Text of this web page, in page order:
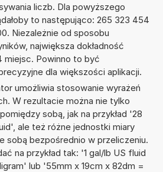
liczb. Dla powyższego
to następująco: 265 323 454
Niezależnie od sposobu
największa dokładność
miejsc. Powinno to być
dla większości aplikacji.
umożliwia stosowanie wyrażeń
W rezultacie można nie tylko
sobą, jak na przykład '28
ale też różne jednostki miary
sobą bezpośrednio w przeliczeniu.
na przykład tak: '1 gal/lb US fluid
lub '55mm x 19cm x 82dm =